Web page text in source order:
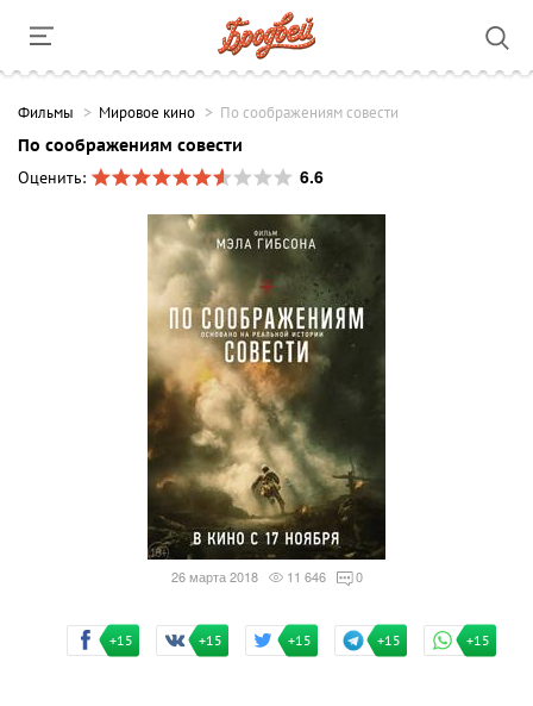
Фильмы Мировое кино По соображениям совести
По соображениям совести
Оценить:
6.6
26 марта 2018 11 646 0
+15 +15 +15 +15 +15